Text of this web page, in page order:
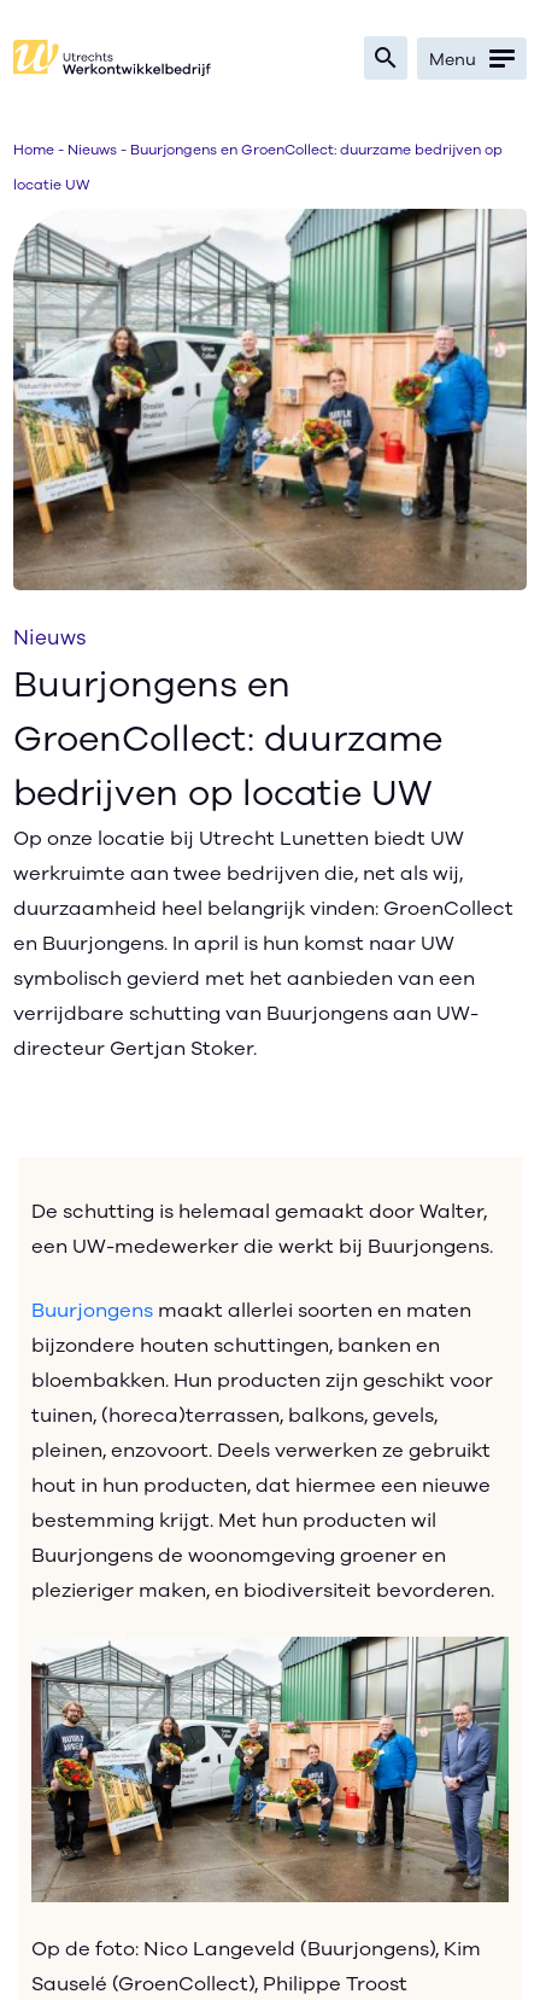
search Menu
Zoeken
Bedrijven
Werkzoekenden
Verwijzers
Nieuws
Over
search text_format Ik zoek werk
Home- Nieuws- Buurjongens en GroenCollect: duurzame bedrijven op
locatie UW
Nieuws
Buurjongens en
GroenCollect: duurzame
bedrijven op locatie UW
Op onze locatie bij Utrecht Lunetten biedt UW
werkruimte aan twee bedrijven die, net als wij,
duurzaamheid heel belangrijk vinden: GroenCollect
en Buurjongens. In april is hun komst naar UW
symbolisch gevierd met het aanbieden van een
verrijdbare schutting van Buurjongens aan UW-
directeur Gertjan Stoker.
De schutting is helemaal gemaakt door Walter,
een UW-medewerker die werkt bij Buurjongens.
Buurjongens maakt allerlei soorten en maten
bijzondere houten schuttingen, banken en
bloembakken. Hun producten zijn geschikt voor
tuinen, (horeca)terrassen, balkons, gevels,
pleinen, enzovoort. Deels verwerken ze gebruikt
hout in hun producten, dat hiermee een nieuwe
bestemming krijgt. Met hun producten wil
Buurjongens de woonomgeving groener en
plezieriger maken, en biodiversiteit bevorderen.
Op de foto: Nico Langeveld (Buurjongens), Kim
Sauselé (GroenCollect), Philippe Troost